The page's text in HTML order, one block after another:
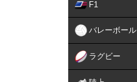
F1
バレーボール
ラグビー